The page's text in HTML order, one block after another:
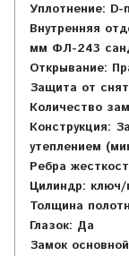
Уплотнение: D-
Внутренняя
мм ФЛ-243
Открывание:
Защита от
Количество
Конструкция:
утеплением
Ребра
Цилиндр: ключ/
Толщина
Глазок: Да
Замок